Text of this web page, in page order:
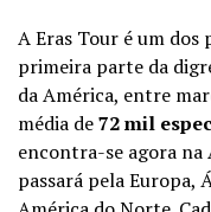
A Eras Tour é um dos
primeira parte da
da América, entre
média de72 mil
encontra-se agora na
passará pela Europa,